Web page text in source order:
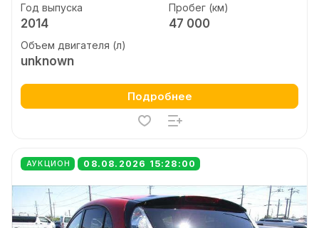
Год выпуска
2014
Пробег (км)
47 000
Объем двигателя (л)
unknown
Подробнее
АУКЦИОН 08.08.2026 15:28:00